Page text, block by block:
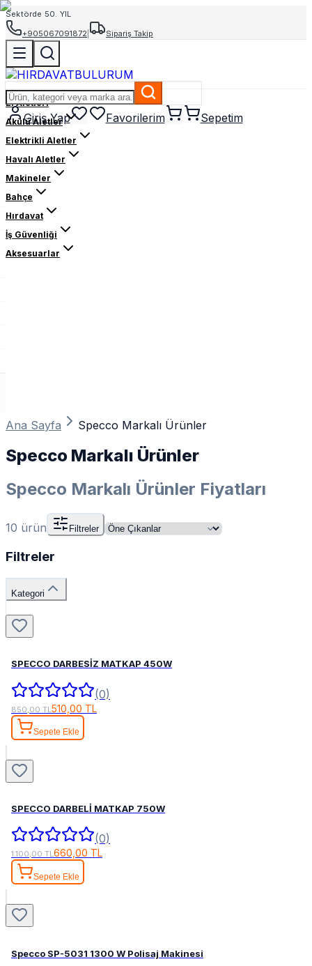
Sektörde 50. YIL
+905067091872
Sipariş Takip
Giriş Yap Favorilerim Sepetim
El Aletleri
Akülü Aletler
Elektrikli Aletler
Havalı Aletler
Makineler
Bahçe
Hırdavat
İş Güvenliği
Aksesuarlar
Ana Sayfa Specco Markalı Ürünler
Specco Markalı Ürünler
Specco Markalı Ürünler Fiyatları
10 ürün Filtreler
Filtreler
Kategori
SPECCO DARBESİZ MATKAP 450W
(0)
850,00 TL 510,00 TL
Sepete Ekle
SPECCO DARBELİ MATKAP 750W
(0)
1.100,00 TL660,00 TL
Sepete Ekle
Specco SP-5031 1300 W Polisaj Makinesi